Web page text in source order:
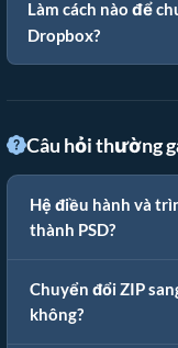
Làm cách nào để
Dropbox?
Câu hỏi thường
Hệ điều hành và
thành PSD?
Chuyển đổi ZIP
không?